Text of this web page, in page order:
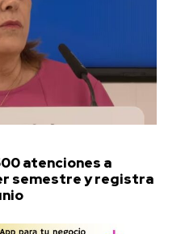
atenciones a
semestre y registra